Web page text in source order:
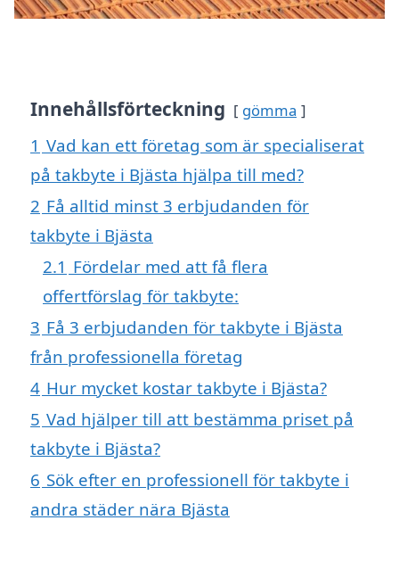
Innehållsförteckning gömma
1 Vad kan ett företag som är specialiserat
på takbyte i Bjästa hjälpa till med?
2 Få alltid minst 3 erbjudanden för
takbyte i Bjästa
2.1 Fördelar med att få flera
offertförslag för takbyte:
3 Få 3 erbjudanden för takbyte i Bjästa
från professionella företag
4 Hur mycket kostar takbyte i Bjästa?
5 Vad hjälper till att bestämma priset på
takbyte i Bjästa?
6 Sök efter en professionell för takbyte i
andra städer nära Bjästa